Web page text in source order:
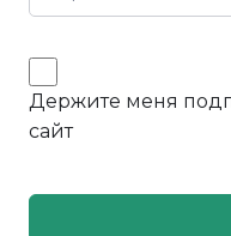
Держите меня
сайт